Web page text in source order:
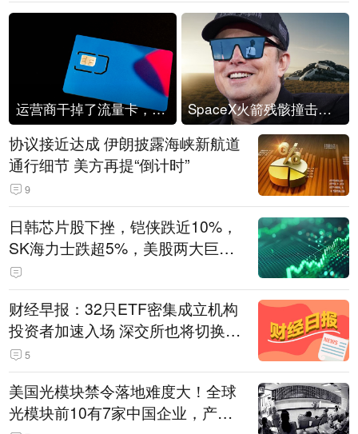
运营商干掉了流量卡，他们真的玩不起了 SpaceX火箭残骸撞击月球
协议接近达成 伊朗披露海峡新航道
通行细节 美方再提“倒计时”
9
日韩芯片股下挫，铠侠跌近10%，
SK海力士跌超5%，美股两大巨头
遭遇业绩杀
财经早报：32只ETF密集成立机构
投资者加速入场 深交所也将切换交
易线路
5
美国光模块禁令落地难度大！全球
光模块前10有7家中国企业，产业